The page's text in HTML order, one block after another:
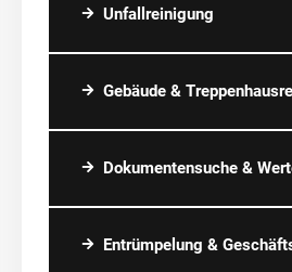
Unfallreinigung
Gebäude &
Dokumentensuche &
Entrümpelung &